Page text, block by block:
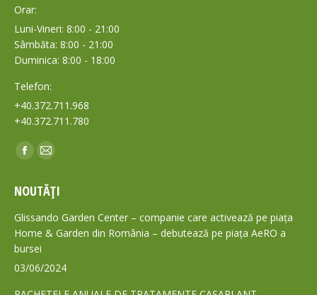
Orar:
Luni-Vineri: 8:00 - 21:00
Sâmbăta: 8:00 - 21:00
Duminica: 8:00 - 18:00
Telefon:
+40.372.711.968
+40.372.711.780
Find us on:
Facebook
opens
in
new
window
Mail
opens
in
new
NOUTĂȚI
Glissando Garden Center – companie care activează pe piața
Home & Garden din România – debutează pe piața AeRO a
bursei
03/06/2024